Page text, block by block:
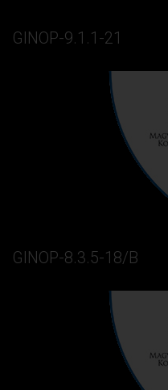
GINOP-9.1.1-21
GINOP-8.3.5-18/B